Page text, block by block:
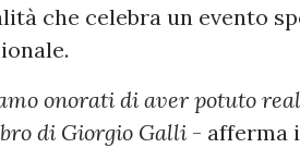
che celebra un evento
onorati di aver potuto
di Giorgio Galli - afferma